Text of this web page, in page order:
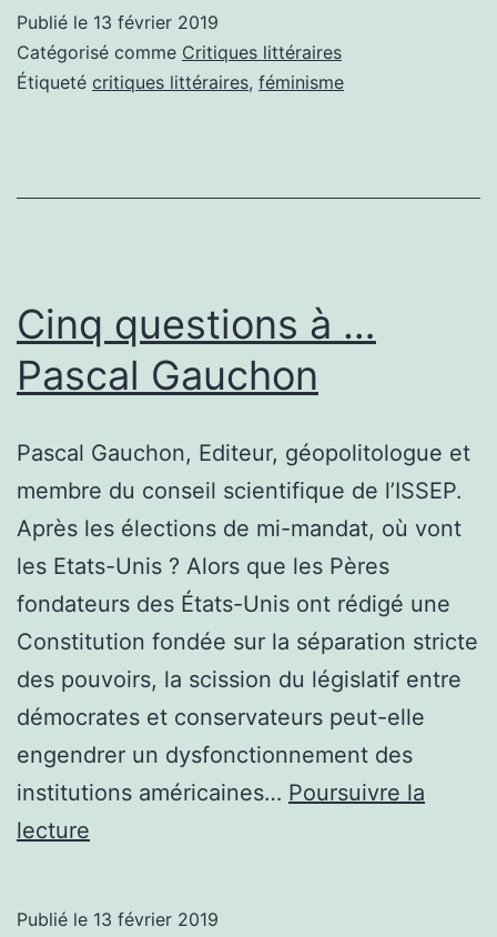
Comment
résister
?
Publié le 13 février 2019
Catégorisé comme Critiques littéraires
Étiqueté critiques littéraires, féminisme
Cinq questions à …
Pascal Gauchon
Pascal Gauchon, Editeur, géopolitologue et
membre du conseil scientifique de l’ISSEP.
Après les élections de mi-mandat, où vont
les Etats-Unis ? Alors que les Pères
fondateurs des États-Unis ont rédigé une
Constitution fondée sur la séparation stricte
des pouvoirs, la scission du législatif entre
démocrates et conservateurs peut-elle
engendrer un dysfonctionnement des
institutions américaines… Poursuivre la
lecture
Publié le 13 février 2019